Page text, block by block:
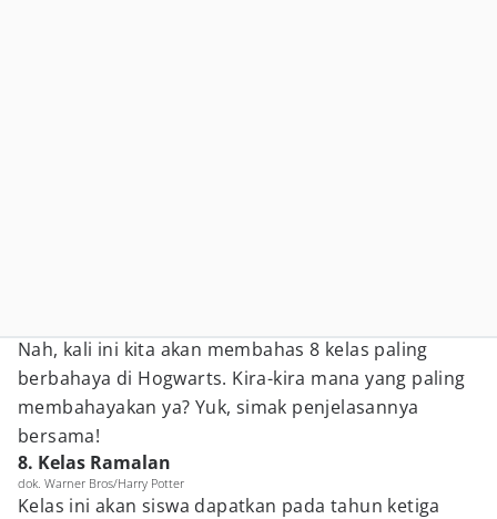
Nah, kali ini kita akan membahas 8 kelas paling
berbahaya di Hogwarts. Kira-kira mana yang paling
membahayakan ya? Yuk, simak penjelasannya
bersama!
8. Kelas Ramalan
dok. Warner Bros/Harry Potter
Kelas ini akan siswa dapatkan pada tahun ketiga